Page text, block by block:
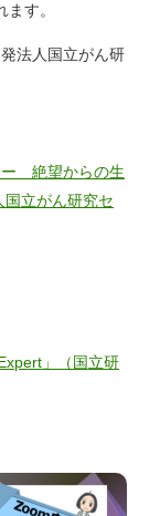
す。
法人国立がん研
ー 絶望からの生
立がん研究セ
」（国立研